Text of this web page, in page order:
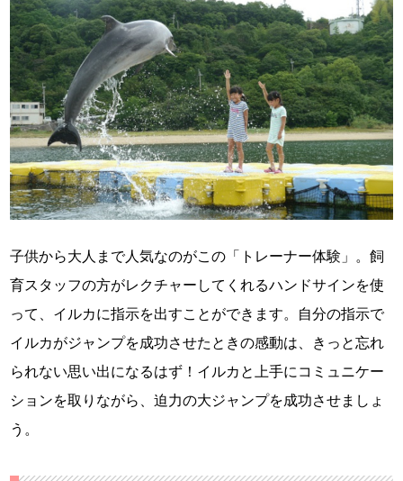
子供から大人まで人気なのがこの「トレーナー体験」。飼
育スタッフの方がレクチャーしてくれるハンドサインを使
って、イルカに指示を出すことができます。自分の指示で
イルカがジャンプを成功させたときの感動は、きっと忘れ
られない思い出になるはず！イルカと上手にコミュニケー
ションを取りながら、迫力の大ジャンプを成功させましょ
う。